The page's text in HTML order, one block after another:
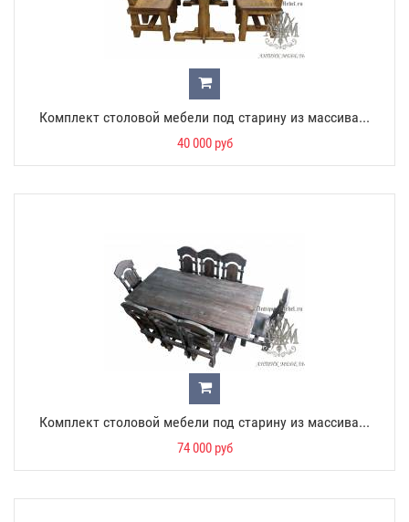
Комплект столовой мебели под старину из массива...
40 000 руб
Комплект столовой мебели под старину из массива...
74 000 руб